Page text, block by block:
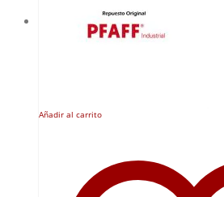
Añadir al carrito